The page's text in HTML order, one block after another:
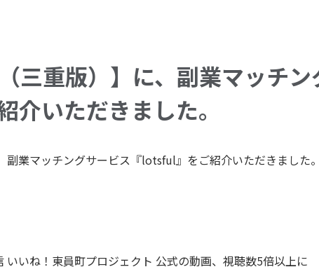
三重版）】に、副業マッチ
介いただきました。
副業マッチングサービス『lotsful』をご紹介いただきました。
いね！東員町プロジェクト 公式の動画、視聴数5倍以上に